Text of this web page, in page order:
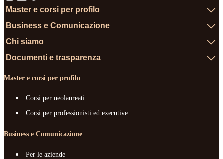
Master e corsi per profilo
Business e Comunicazione
Chi siamo
Documenti e trasparenza
Master e corsi per profilo
Corsi per neolaureati
Corsi per professionisti ed executive
Business e Comunicazione
Per le aziende